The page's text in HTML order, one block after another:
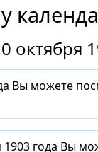
октября
Вы можете
года Вы